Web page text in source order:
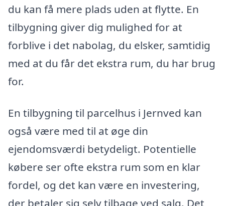
du kan få mere plads uden at flytte. En
tilbygning giver dig mulighed for at
forblive i det nabolag, du elsker, samtidig
med at du får det ekstra rum, du har brug
for.
En tilbygning til parcelhus i Jernved kan
også være med til at øge din
ejendomsværdi betydeligt. Potentielle
købere ser ofte ekstra rum som en klar
fordel, og det kan være en investering,
der betaler sig selv tilbage ved salg. Det